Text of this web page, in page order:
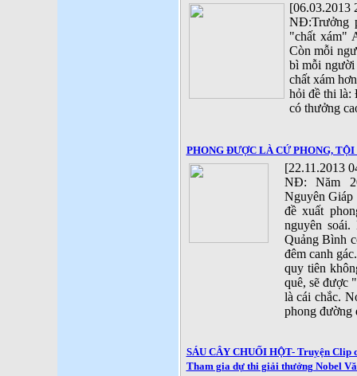
[06.03.2013
NĐ:Trưởng
"chất xám"
Còn mỗi
bì mỗi người
chất xám
hỏi đề thi
có thưởng
PHONG ĐƯỢC LÀ CỨ PHONG,
[22.11.2013
NĐ: Năm
Nguyên
đề xuất
nguyên
Quảng Bình
đêm canh
quy tiên
quê, sẽ được
là cái chắc.
phong đường
SÁU CÂY CHUỐI HỘT- Truyện Clip
Tham gia dự thi giải thưởng Nobel